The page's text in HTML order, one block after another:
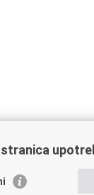
sudova
stranica